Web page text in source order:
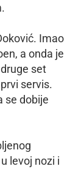
Imao
a onda je
set
servis.
se dobije
levoj nozi i